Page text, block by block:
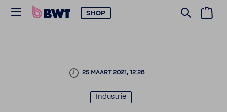
SHOP
25.MAART 2021, 12:28
Indu­strie